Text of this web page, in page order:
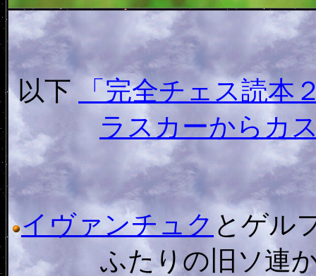
以下
「完全チェス読
ラスカーからカ
イヴァンチュク とゲル
ふたりの旧ソ連